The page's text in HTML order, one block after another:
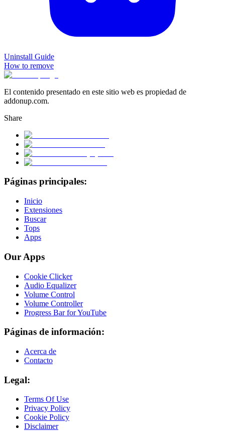
Uninstall Guide
How to remove
El contenido presentado en este sitio web es propiedad de
addonup.com.
Share
Páginas principales:
Inicio
Extensiones
Buscar
Tops
Apps
Our Apps
Cookie Clicker
Audio Equalizer
Volume Control
Volume Controller
Progress Bar for YouTube
Páginas de información:
Acerca de
Contacto
Legal:
Terms Of Use
Privacy Policy
Cookie Policy
Disclaimer